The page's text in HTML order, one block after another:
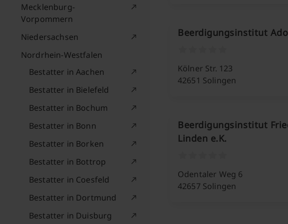
Mecklenburg-
Vorpommern
Niedersachsen
Nordrhein-Westfalen
Bestatter in Aachen
Bestatter in Bielefeld
Bestatter in Bochum
Bestatter in Bonn
Bestatter in Borken
Bestatter in Bottrop
Bestatter in Coesfeld
Bestatter in Dortmund
Bestatter in Duisburg
Beerdigungsinstitut
Kölner Str. 123
42651 Solingen
Beerdigungsinstitut
Linden e.K.
Odentaler Weg 6
42657 Solingen